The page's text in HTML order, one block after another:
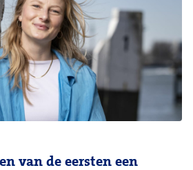
van de eersten een